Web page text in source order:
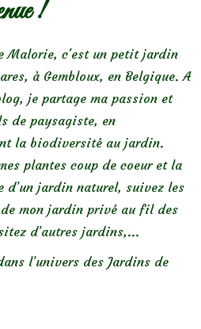
!
Malorie, c'est un petit jardin
à Gembloux, en Belgique. A
je partage ma passion et
de paysagiste, en
la biodiversité au jardin.
plantes coup de coeur et la
d’un jardin naturel, suivez les
mon jardin privé au fil des
d’autres jardins,...
l’univers des Jardins de